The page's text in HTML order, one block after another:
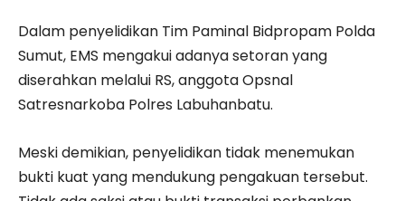
Dalam penyelidikan Tim Paminal Bidpropam Polda
Sumut, EMS mengakui adanya setoran yang
diserahkan melalui RS, anggota Opsnal
Satresnarkoba Polres Labuhanbatu.
Meski demikian, penyelidikan tidak menemukan
bukti kuat yang mendukung pengakuan tersebut.